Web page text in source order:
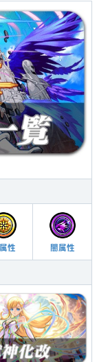
性 闇属性